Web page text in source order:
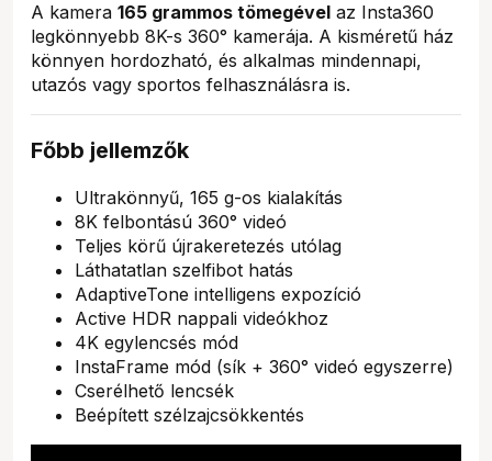
A kamera 165 grammos tömegével az Insta360
legkönnyebb 8K-s 360° kamerája. A kisméretű ház
könnyen hordozható, és alkalmas mindennapi,
utazós vagy sportos felhasználásra is.
Főbb jellemzők
Ultrakönnyű, 165 g-os kialakítás
8K felbontású 360° videó
Teljes körű újrakeretezés utólag
Láthatatlan szelfibot hatás
AdaptiveTone intelligens expozíció
Active HDR nappali videókhoz
4K egylencsés mód
InstaFrame mód (sík + 360° videó egyszerre)
Cserélhető lencsék
Beépített szélzajcsökkentés